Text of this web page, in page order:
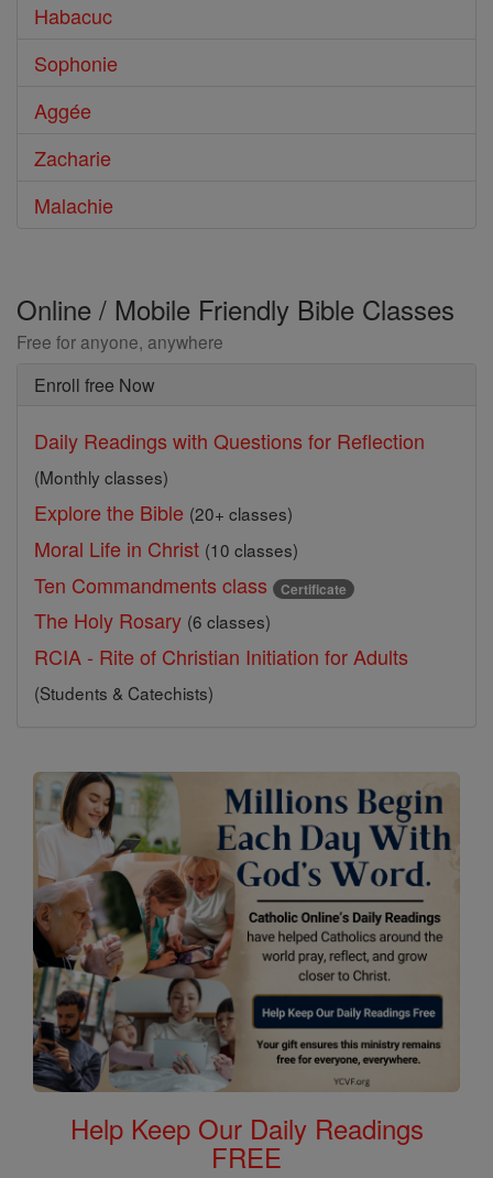
Habacuc
Sophonie
Aggée
Zacharie
Malachie
Online / Mobile Friendly Bible Classes
Free for anyone, anywhere
Enroll free Now
Daily Readings with Questions for Reflection
(Monthly classes)
Explore the Bible (20+ classes)
Moral Life in Christ (10 classes)
Ten Commandments class Certificate
The Holy Rosary (6 classes)
RCIA - Rite of Christian Initiation for Adults
(Students & Catechists)
Help Keep Our Daily Readings
FREE